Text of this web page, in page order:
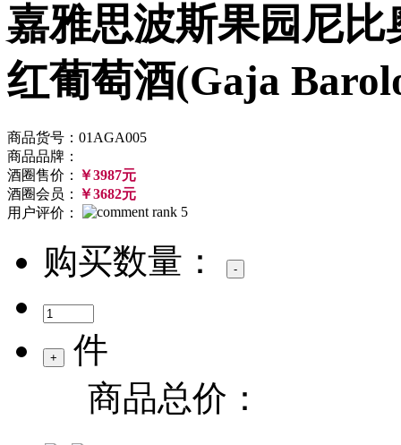
嘉雅思波斯果园尼
红葡萄酒(Gaja
商品货号：01AGA005
商品品牌：
酒圈售价： ￥3987元
酒圈会员： ￥3682元
用户评价：
购买数量：
件
商品总价：